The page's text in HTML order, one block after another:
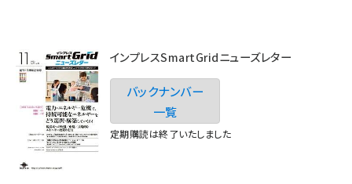
インプレスSmartGridニューズレター
バックナンバー
一覧
定期購読は終了いたしました